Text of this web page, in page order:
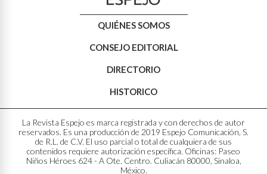
QUIÉNES SOMOS
CONSEJO EDITORIAL
DIRECTORIO
HISTORICO
La Revista Espejo es marca registrada y con derechos de autor
reservados. Es una producción de 2019 Espejo Comunicación, S.
de R.L. de C.V. El uso parcial o total de cualquiera de sus
contenidos requiere autorización específica. Oficinas: Paseo
Niños Héroes 624 - A Ote. Centro. Culiacán 80000, Sinaloa,
México.